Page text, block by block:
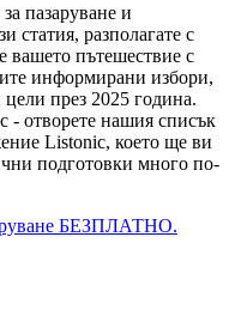
пазаруване и
статия, разполагате с
вашето пътешествие с
информирани избори,
през 2025 година.
- отворете нашия списък
Listonic, което ще ви
подготовки много по-
БЕЗПЛАТНО.